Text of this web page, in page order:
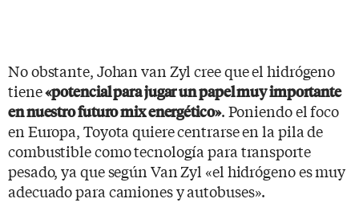
No obstante, Johan van Zyl cree que el hidrógeno
tiene«potencial para jugar un papel muy importante
en nuestro futuro mix energético». Poniendo el foco
en Europa, Toyota quiere centrarse en la pila de
combustible como tecnología para transporte
pesado, ya que según Van Zyl «el hidrógeno es muy
adecuado para camiones y autobuses».